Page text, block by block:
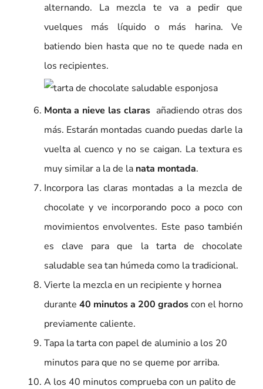
alternando. La mezcla te va a pedir que
vuelques más líquido o más harina. Ve
batiendo bien hasta que no te quede nada en
los recipientes.
Monta a nieve las claras añadiendo otras dos
más. Estarán montadas cuando puedas darle la
vuelta al cuenco y no se caigan. La textura es
muy similar a la de la nata montada.
Incorpora las claras montadas a la mezcla de
chocolate y ve incorporando poco a poco con
movimientos envolventes. Este paso también
es clave para que la tarta de chocolate
saludable sea tan húmeda como la tradicional.
Vierte la mezcla en un recipiente y hornea
durante 40 minutos a 200 gradoscon el horno
previamente caliente.
Tapa la tarta con papel de aluminio a los 20
minutos para que no se queme por arriba.
A los 40 minutos comprueba con un palito de